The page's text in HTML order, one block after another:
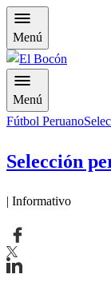
Menú
Menú
Fútbol Peruano
Selección
| Informativo